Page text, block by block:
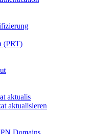
(PRT)
aktualis
aktualisieren
Domains